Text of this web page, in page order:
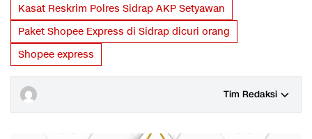
Kasat Reskrim Polres Sidrap AKP Setyawan
Paket Shopee Express di Sidrap dicuri orang
Shopee express
Tim Redaksi